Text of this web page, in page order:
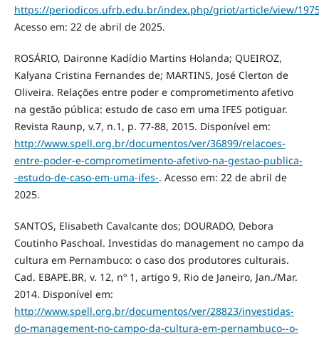
https://periodicos.ufrb.edu.br/index.php/griot/article/view/
Acesso em: 22 de abril de 2025.
ROSÁRIO, Daironne Kadídio Martins Holanda; QUEIROZ,
Kalyana Cristina Fernandes de; MARTINS, José Clerton de
Oliveira. Relações entre poder e comprometimento afetivo
na gestão pública: estudo de caso em uma IFES potiguar.
Revista Raunp, v.7, n.1, p. 77-88, 2015. Disponível em:
http://www.spell.org.br/documentos/ver/36899/relacoes-
entre-poder-e-comprometimento-afetivo-na-gestao-publica-
-estudo-de-caso-em-uma-ifes-. Acesso em: 22 de abril de
2025.
SANTOS, Elisabeth Cavalcante dos; DOURADO, Debora
Coutinho Paschoal. Investidas do management no campo da
cultura em Pernambuco: o caso dos produtores culturais.
Cad. EBAPE.BR, v. 12, nº 1, artigo 9, Rio de Janeiro, Jan./Mar.
2014. Disponível em:
http://www.spell.org.br/documentos/ver/28823/investidas-
do-management-no-campo-da-cultura-em-pernambuco--o-